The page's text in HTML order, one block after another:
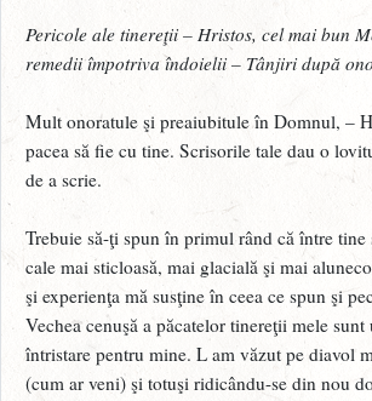
Pericole ale tinereţii – Hristos, cel mai bun
remedii împotriva îndoielii – Tânjiri după
Mult onoratule şi preaiubitule în Domnul, –
pacea să fie cu tine. Scrisorile tale dau o
de a scrie.
Trebuie să-ţi spun în primul rând că între tine
cale mai sticloasă, mai glacială şi mai
şi experienţa mă susţine în ceea ce spun şi
Vechea cenuşă a păcatelor tinereţii mele
întristare pentru mine. L am văzut pe diavol
(cum ar veni) şi totuşi ridicându-se din nou